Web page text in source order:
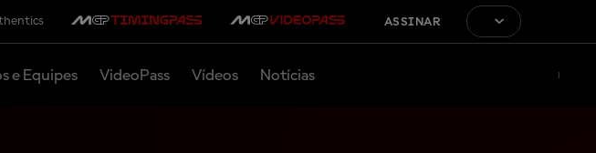
ASSINAR
e Equipes VideoPass Vídeos Notícias